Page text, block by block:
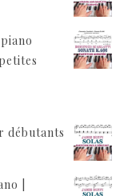
débutants
|